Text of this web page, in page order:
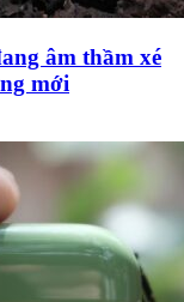
âm thầm xé
mới